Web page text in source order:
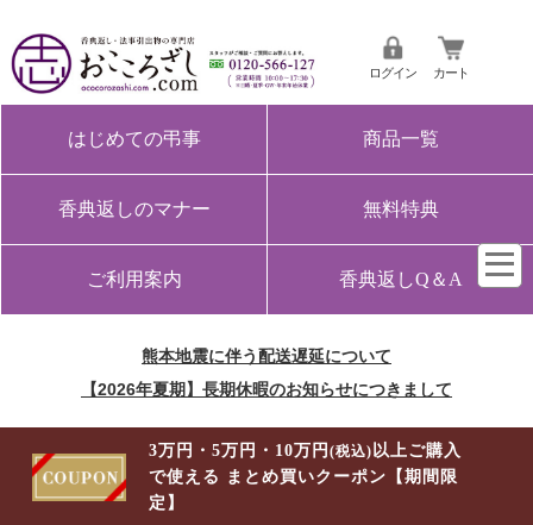
ログイン カート
はじめての弔事 商品一覧
香典返しのマナー 無料特典
ご利用案内 香典返しQ＆A
熊本地震に伴う配送遅延について
【2026年夏期】長期休暇のお知らせにつきまして
3万円・5万円・10万円(税込) 以上ご購入
で使える まとめ買いクーポン【期間限
定】